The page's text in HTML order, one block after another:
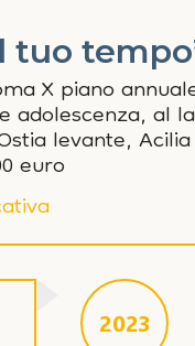
tuo
X piano al
levante,
euro
2023